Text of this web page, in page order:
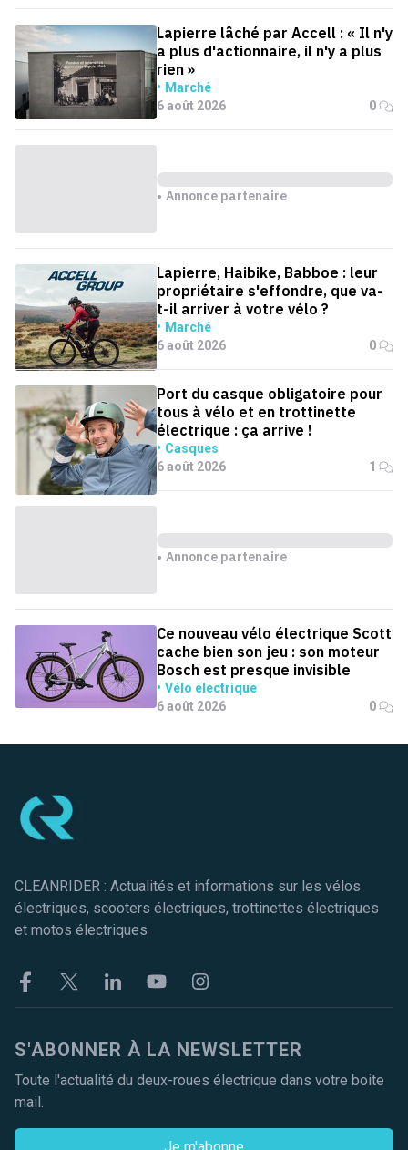
Lapierre lâché par Accell : « Il n'y
a plus d'actionnaire, il n'y a plus
rien »
Marché
6 août 2026
0
Annonce partenaire
Lapierre, Haibike, Babboe : leur
propriétaire s'effondre, que va-
t-il arriver à votre vélo ?
Marché
6 août 2026
0
Port du casque obligatoire pour
tous à vélo et en trottinette
électrique : ça arrive !
Casques
6 août 2026
1
Annonce partenaire
Ce nouveau vélo électrique Scott
cache bien son jeu : son moteur
Bosch est presque invisible
Vélo électrique
6 août 2026
0
CLEANRIDER : Actualités et informations sur les vélos
électriques, scooters électriques, trottinettes électriques
et motos électriques
FacebookTwitter LinkekinYoutubeInstagram
S'ABONNER À LA NEWSLETTER
Toute l'actualité du deux-roues électrique dans votre boite
mail.
Je m'abonne